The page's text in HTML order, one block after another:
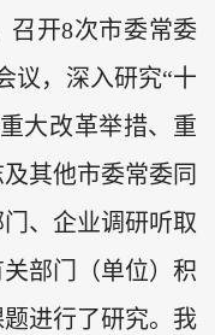
召开8次市委常委
议，深入研究“十
大改革举措、重
其他市委常委同
、企业调研听取
部门（单位）积
进行了研究。我